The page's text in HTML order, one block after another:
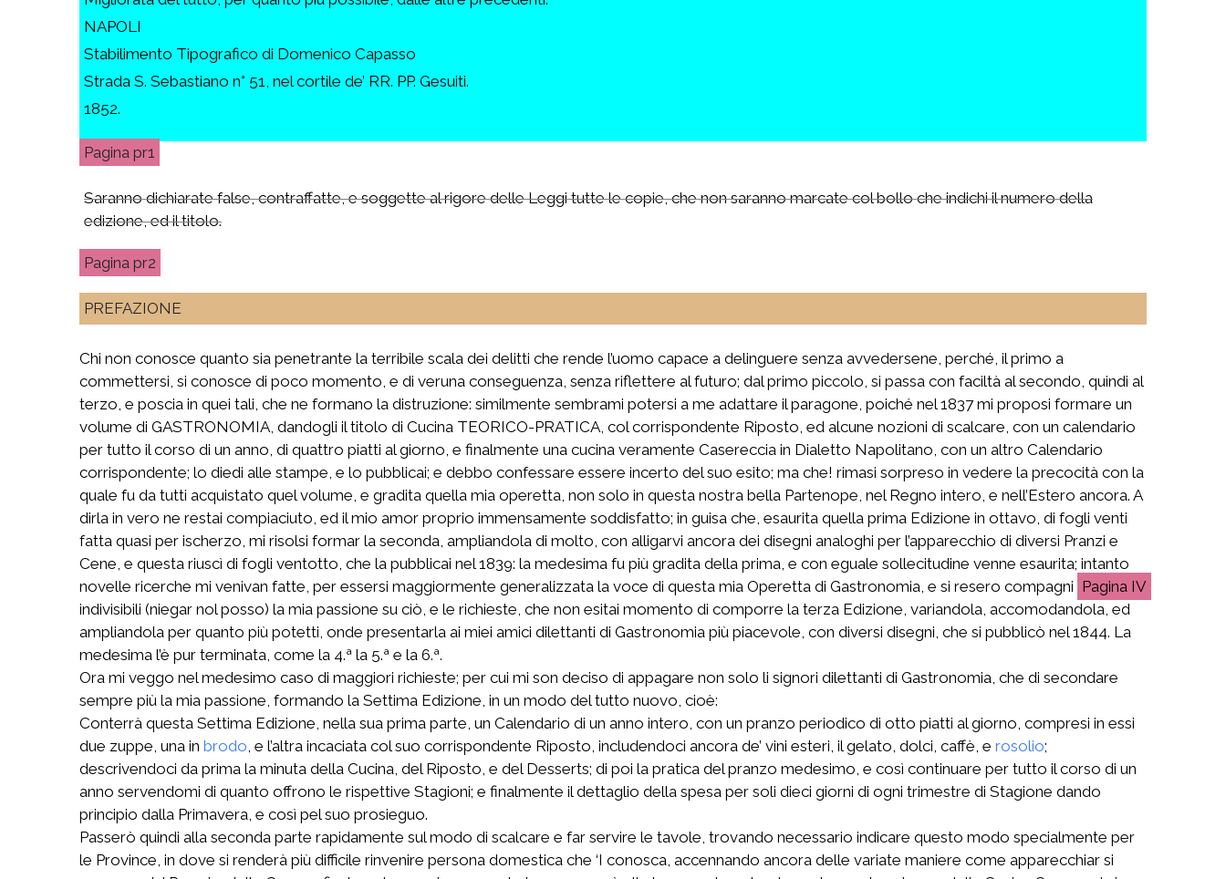
NAPOLI
Stabilimento Tipografico di Domenico Capasso
Strada S. Sebastiano n° 51, nel cortile de’ RR. PP. Gesuiti.
1852.
pr1
Saranno dichiarate false, contraffatte, e soggette al rigore delle Leggi tutte le copie, che non saranno marcate col bollo che indichi il numero della
edizione, ed il titolo.
pr2
PREFAZIONE
Chi non conosce quanto sia penetrante la terribile scala dei delitti che rende l’uomo capace a delinguere senza avvedersene, perché, il primo a
commettersi, si conosce di poco momento, e di veruna conseguenza, senza riflettere al futuro; dal primo piccolo, si passa con faciltà al secondo, quindi al
terzo, e poscia in quei tali, che ne formano la distruzione: similmente sembrami potersi a me adattare il paragone, poiché nel 1837 mi proposi formare un
volume di GASTRONOMIA, dandogli il titolo di Cucina TEORICO-PRATICA, col corrispondente Riposto, ed alcune nozioni di scalcare, con un calendario
per tutto il corso di un anno, di quattro piatti al giorno, e finalmente una cucina veramente Casereccia in Dialetto Napolitano, con un altro Calendario
corrispondente; lo diedi alle stampe, e lo pubblicai; e debbo confessare essere incerto del suo esito; ma che! rimasi sorpreso in vedere la precocità con la
quale fu da tutti acquistato quel volume, e gradita quella mia operetta, non solo in questa nostra bella Partenope, nel Regno intero, e nell’Estero ancora. A
dirla in vero ne restai compiaciuto, ed il mio amor proprio immensamente soddisfatto; in guisa che, esaurita quella prima Edizione in ottavo, di fogli venti
fatta quasi per ischerzo, mi risolsi formar la seconda, ampliandola di molto, con alligarvi ancora dei disegni analoghi per l’apparecchio di diversi Pranzi e
Cene, e questa riuscì di fogli ventotto, che la pubblicai nel 1839: la medesima fu più gradita della prima, e con eguale sollecitudine venne esaurita; intanto
novelle ricerche mi venivan fatte, per essersi maggiormente generalizzata la voce di questa mia Operetta di Gastronomia, e si resero compagni
IV
indivisibili (niegar nol posso) la mia passione su ciò, e le richieste, che non esitai momento di comporre la terza Edizione, variandola, accomodandola, ed
ampliandola per quanto più potetti, onde presentarla ai miei amici dilettanti di Gastronomia più piacevole, con diversi disegni, che si pubblicò nel 1844. La
medesima l’è pur terminata, come la 4.ª la 5.ª e la 6.ª.
Ora mi veggo nel medesimo caso di maggiori richieste; per cui mi son deciso di appagare non solo li signori dilettanti di Gastronomia, che di secondare
sempre più la mia passione, formando la Settima Edizione, in un modo del tutto nuovo, cioè:
Conterrà questa Settima Edizione, nella sua prima parte, un Calendario di un anno intero, con un pranzo periodico di otto piatti al giorno, compresi in essi
due zuppe, una in brodo , e l’altra incaciata col suo corrispondente Riposto, includendoci ancora de’ vini esteri, il gelato, dolci, caffè, e rosolio;
descrivendoci da prima la minuta della Cucina, del Riposto, e del Desserts; di poi la pratica del pranzo medesimo, e così continuare per tutto il corso di un
anno servendomi di quanto offrono le rispettive Stagioni; e finalmente il dettaglio della spesa per soli dieci giorni di ogni trimestre di Stagione dando
principio dalla Primavera, e così pel suo prosieguo.
Passerò quindi alla seconda parte rapidamente sul modo di scalcare e far servire le tavole, trovando necessario indicare questo modo specialmente per
le Province, in dove si renderà più difficile rinvenire persona domestica che ‘I conosca, accennando ancora delle variate maniere come apparecchiar si